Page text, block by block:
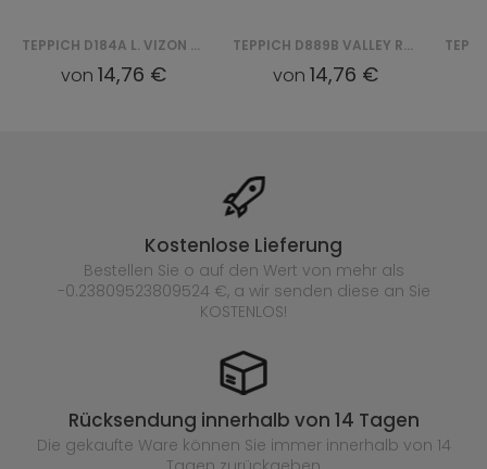
TEPPICH D184A L. VIZON VALLEY ROUND - SZARY
von14,76 €
TEPPICH D889B VALLEY ROUND - NIEBIESKI, BIAŁY
von 14,76 €
Kostenlose Lieferung
Bestellen Sie o auf den Wert von mehr als
-0.23809523809524 €, a wir senden diese an Sie
KOSTENLOS!
Rücksendung innerhalb von 14 Tagen
Die gekaufte Ware können Sie immer innerhalb von 14